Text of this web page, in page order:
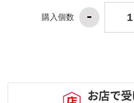
購入個数
お店で